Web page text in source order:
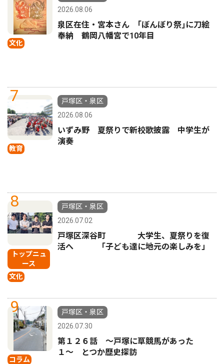
文化
2026.08.06
泉区在住・宮本さん ｢ぼんぼり祭｣に刀絵
奉納 鶴岡八幡宮で10年目
7
教育
戸塚区・泉区
2026.08.06
いずみ野 夏祭りで新校歌披露 中学生が
演奏
8
トップニュ
ース
文化
戸塚区・泉区
2026.07.02
戸塚区深谷町 大学生、夏祭りを復
活へ 「子ども達に地元の楽しみを」
9
コラム
戸塚区・泉区
2026.07.30
第１２６話 〜戸塚に草競馬があった
１〜 とつか歴史探訪